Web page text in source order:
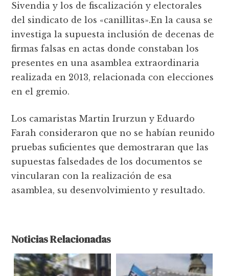
Sivendia y los de fiscalización y electorales
del sindicato de los «canillitas».En la causa se
investiga la supuesta inclusión de decenas de
firmas falsas en actas donde constaban los
presentes en una asamblea extraordinaria
realizada en 2013, relacionada con elecciones
en el gremio.
Los camaristas Martin Irurzun y Eduardo
Farah consideraron que no se habían reunido
pruebas suficientes que demostraran que las
supuestas falsedades de los documentos se
vincularan con la realización de esa
asamblea, su desenvolvimiento y resultado.
Noticias Relacionadas